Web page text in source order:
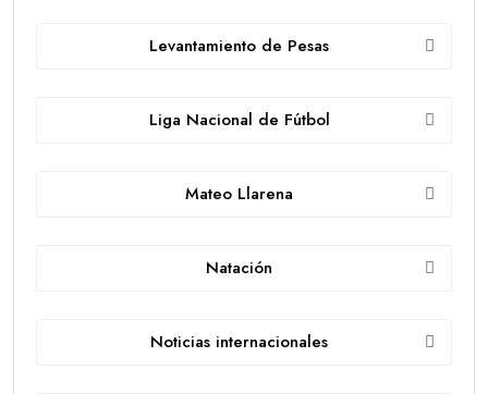
Levantamiento de Pesas
Liga Nacional de Fútbol
Mateo Llarena
Natación
Noticias internacionales